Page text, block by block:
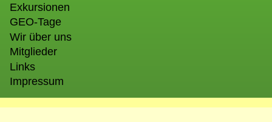
Exkursionen
GEO-Tage
Wir über uns
Mitglieder
Links
Impressum